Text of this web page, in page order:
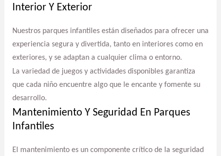
Interior Y Exterior
Nuestros parques infantiles están diseñados para ofrecer una
experiencia segura y divertida, tanto en interiores como en
exteriores, y se adaptan a cualquier clima o entorno.
La variedad de juegos y actividades disponibles garantiza
que cada niño encuentre algo que le encante y fomente su
desarrollo.
Mantenimiento Y Seguridad En Parques
Infantiles
El mantenimiento es un componente crítico de la seguridad